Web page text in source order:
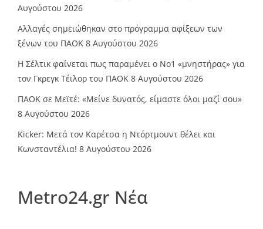
Αυγούστου 2026
Αλλαγές σημειώθηκαν στο πρόγραμμα αφίξεων των
ξένων του ΠΑΟΚ 8 Αυγούστου 2026
Η Σέλτικ φαίνεται πως παραμένει ο Νο1 «μνηστήρας» για
τον Γκρεγκ Τέιλορ του ΠΑΟΚ 8 Αυγούστου 2026
ΠΑΟΚ σε Μεϊτέ: «Μείνε δυνατός, είμαστε όλοι μαζί σου»
8 Αυγούστου 2026
Kicker: Μετά τον Καρέτσα η Ντόρτμουντ θέλει και
Κωνσταντέλια! 8 Αυγούστου 2026
Metro24.gr Νέα